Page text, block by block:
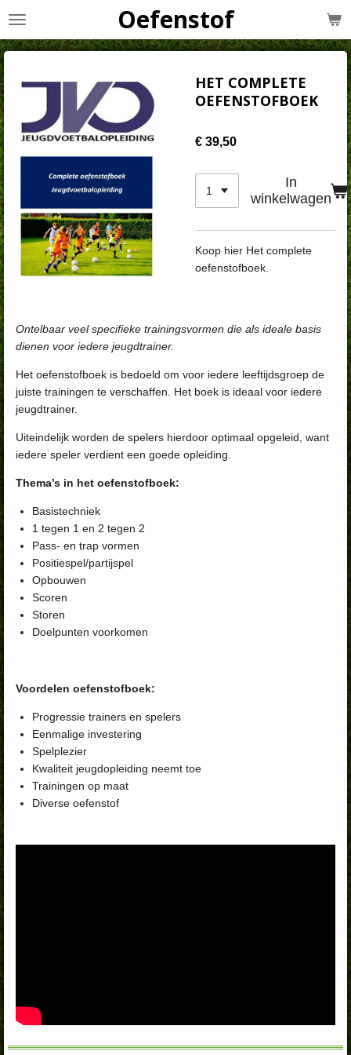
Ga
naar
hoofdinhoud
Oefenstof
HET COMPLETE
OEFENSTOFBOEK
€ 39,50
In
winkelwagen
Koop hier Het complete
oefenstofboek.
Ontelbaar veel specifieke trainingsvormen die als ideale basis
dienen voor iedere jeugdtrainer.
Het oefenstofboek is bedoeld om voor iedere leeftijdsgroep de
juiste trainingen te verschaffen. Het boek is ideaal voor iedere
jeugdtrainer.
Uiteindelijk worden de spelers hierdoor optimaal opgeleid, want
iedere speler verdient een goede opleiding.
Thema’s in het oefenstofboek:
Basistechniek
1 tegen 1 en 2 tegen 2
Pass- en trap vormen
Positiespel/partijspel
Opbouwen
Scoren
Storen
Doelpunten voorkomen
Voordelen oefenstofboek:
Progressie trainers en spelers
Eenmalige investering
Spelplezier
Kwaliteit jeugdopleiding neemt toe
Trainingen op maat
Diverse oefenstof